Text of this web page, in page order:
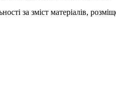
за зміст матеріалів,